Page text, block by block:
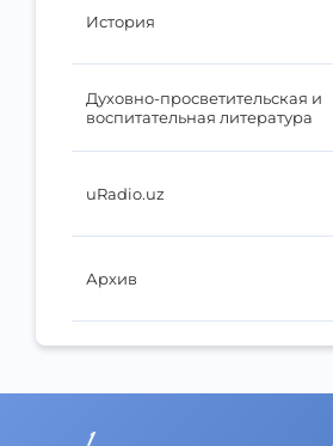
История
Духовно-просветительская и
воспитательная литература
uRadio.uz
Архив